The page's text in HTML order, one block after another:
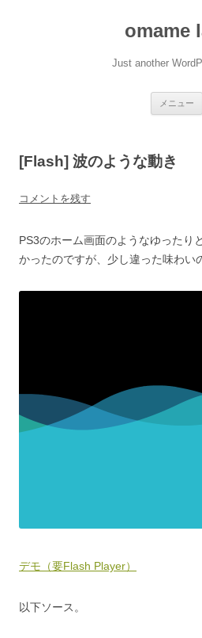
omame
Just another
メニュー
[Flash] 波のような動き
コメントを残す
PS3のホーム画面のようなゆったり
かったのですが、少し違った味わい
デモ（要Flash Player）
以下ソース。